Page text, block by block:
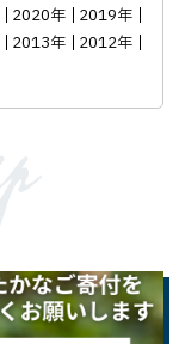
2020年
2019年
2013年
2012年